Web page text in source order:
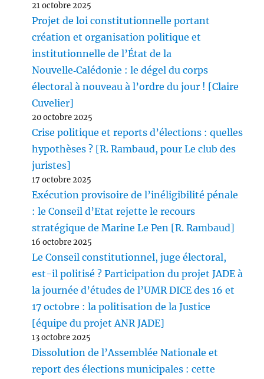
21 octobre 2025
Projet de loi constitutionnelle portant
création et organisation politique et
institutionnelle de l’État de la
Nouvelle‑Calédonie : le dégel du corps
électoral à nouveau à l’ordre du jour ! [Claire
Cuvelier]
20 octobre 2025
Crise politique et reports d’élections : quelles
hypothèses ? [R. Rambaud, pour Le club des
juristes]
17 octobre 2025
Exécution provisoire de l’inéligibilité pénale
: le Conseil d’Etat rejette le recours
stratégique de Marine Le Pen [R. Rambaud]
16 octobre 2025
Le Conseil constitutionnel, juge électoral,
est-il politisé ? Participation du projet JADE à
la journée d’études de l’UMR DICE des 16 et
17 octobre : la politisation de la Justice
[équipe du projet ANR JADE]
13 octobre 2025
Dissolution de l’Assemblée Nationale et
report des élections municipales : cette